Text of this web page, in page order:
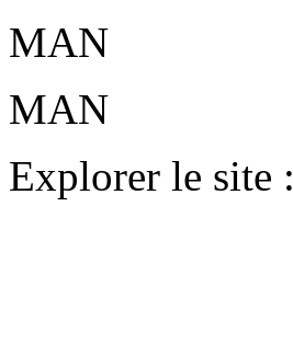
MAN
MAN
Explorer le site :